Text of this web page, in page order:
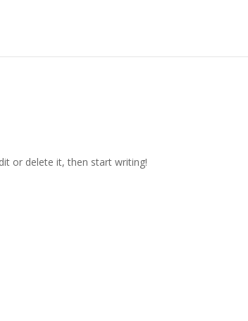
or delete it, then start writing!